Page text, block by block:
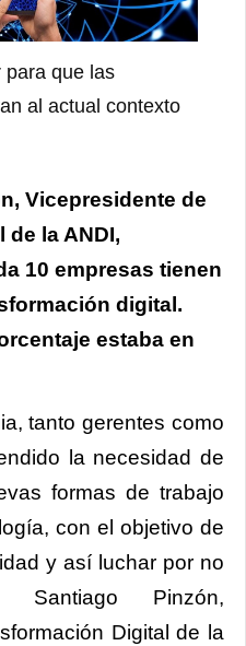
para que las
al actual contexto
Vicepresidente de
la ANDI,
10 empresas tienen
digital.
estaba en
tanto gerentes como
la necesidad de
formas de trabajo
con el objetivo de
y así luchar por no
Santiago Pinzón,
Digital de la